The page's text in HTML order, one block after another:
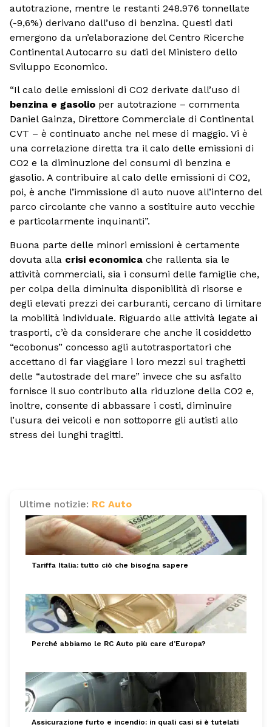
autotrazione, mentre le restanti 248.976 tonnellate
(-9,6%) derivano dall’uso di benzina. Questi dati
emergono da un’elaborazione del Centro Ricerche
Continental Autocarro su dati del Ministero dello
Sviluppo Economico.
“Il calo delle emissioni di CO2 derivate dall’uso di
benzina e gasolio per autotrazione – commenta
Daniel Gainza, Direttore Commerciale di Continental
CVT – è continuato anche nel mese di maggio. Vi è
una correlazione diretta tra il calo delle emissioni di
CO2 e la diminuzione dei consumi di benzina e
gasolio. A contribuire al calo delle emissioni di CO2,
poi, è anche l’immissione di auto nuove all’interno del
parco circolante che vanno a sostituire auto vecchie
e particolarmente inquinanti”.
Buona parte delle minori emissioni è certamente
dovuta alla crisi economica che rallenta sia le
attività commerciali, sia i consumi delle famiglie che,
per colpa della diminuita disponibilità di risorse e
degli elevati prezzi dei carburanti, cercano di limitare
la mobilità individuale. Riguardo alle attività legate ai
trasporti, c’è da considerare che anche il cosiddetto
“ecobonus” concesso agli autotrasportatori che
accettano di far viaggiare i loro mezzi sui traghetti
delle “autostrade del mare” invece che su asfalto
fornisce il suo contributo alla riduzione della CO2 e,
inoltre, consente di abbassare i costi, diminuire
l’usura dei veicoli e non sottoporre gli autisti allo
stress dei lunghi tragitti.
Ultime notizie: RC Auto
Tariffa Italia: tutto ciò che bisogna sapere
Perché abbiamo le RC Auto più care d’Europa?
Assicurazione furto e incendio: in quali casi si è tutelati